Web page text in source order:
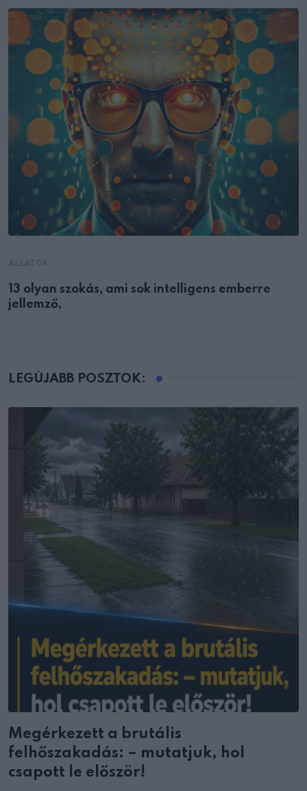
13 olyan szokás, ami sok intelligens emberre
jellemző,
LEGÚJABB POSZTOK:
Megérkezett a brutális
felhőszakadás: – mutatjuk, hol
csapott le először!